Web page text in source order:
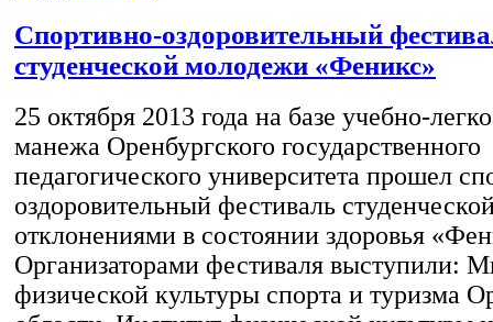
Cпортивно-оздоровительный
студенческой молодежи «Феникс»
25 октября 2013 года на базе учебно-
манежа Оренбургского государственного
педагогического университета прошел
оздоровительный фестиваль
отклонениями в состоянии здоровья
Организаторами фестиваля выступили:
физической культуры спорта и туризма